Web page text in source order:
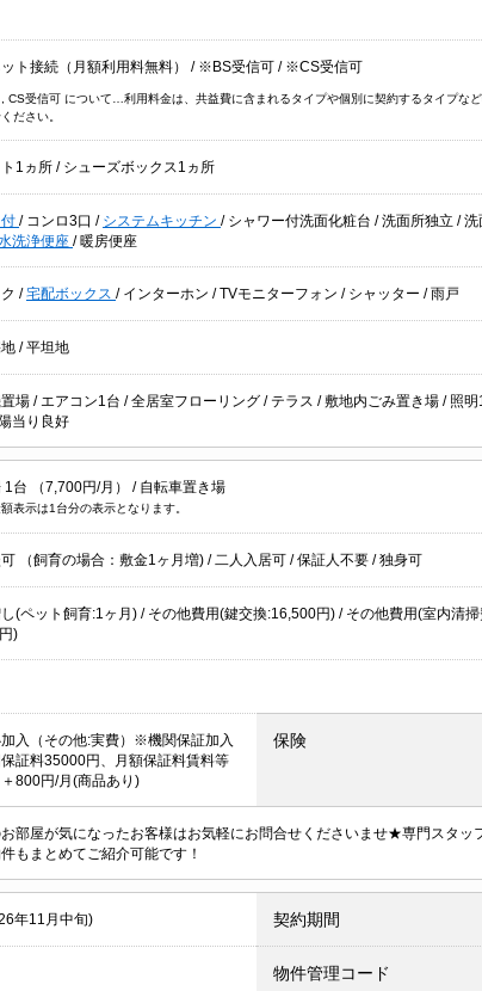
ト接続（月額利用料無料） / ※BS受信可 / ※CS受信可
CS受信可 について…利用料金は、共益費に含まれるタイプや個別に契約するタイプな
ださい。
1ヵ所 / シューズボックス1ヵ所
/ コンロ3口 / システムキッチン / シャワー付洗面化粧台 /洗面所独立 /洗
洗浄便座 / 暖房便座
/宅配ボックス / インターホン /TVモニターフォン / シャッター /雨戸
/平坦地
場 / エアコン1台 /全居室フローリング /テラス /敷地内ごみ置き場 / 照明
陽当り良好
1台 （7,700円/月） / 自転車置き場
表示は1台分の表示となります。
（飼育の場合：敷金1ヶ月増) / 二人入居可 /保証人不要 /独身可
(ペット飼育:1ヶ月) / その他費用(鍵交換:16,500円) / その他費用(室内清
)
入（その他:実費）※機関保証加入
証料35000円、月額保証料賃料等
800円/月(商品あり)
保険
部屋が気になったお客様はお気軽にお問合せくださいませ★専門スタッ
もまとめてご紹介可能です！
年11月中旬) 契約期間
物件管理コード